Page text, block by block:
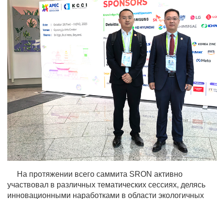
На протяжении всего саммита SRON активно
участвовал в различных тематических сессиях, делясь
инновационными наработками в области экологичных